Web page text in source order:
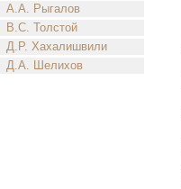
А.А. Рыгалов
В.С. Толстой
Д.Р. Хахалишвили
Д.А. Шелихов